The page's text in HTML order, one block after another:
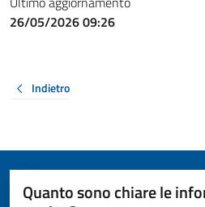
26/05/2026 09:26
Indietro
Quanto sono chiare le